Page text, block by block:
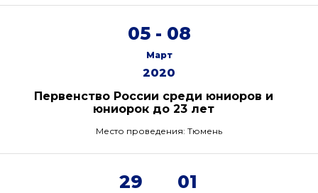
05 - 08
Март
2020
Первенство России среди юниоров и
юниорок до 23 лет
Место проведения: Тюмень
29 01